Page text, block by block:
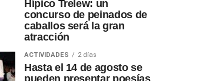
Hípico Trelew: un
concurso de peinados de
caballos será la gran
atracción
ACTIVIDADES 2 días
Hasta el 14 de agosto se
pueden presentar poesías